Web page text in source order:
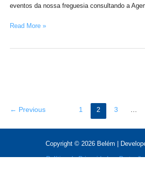
eventos da nossa freguesia consultando a
Moinhos
Santana.
Read More »
← Previous 1 2 3
Copyright © 2026 Belém |
Política de Privacidade e